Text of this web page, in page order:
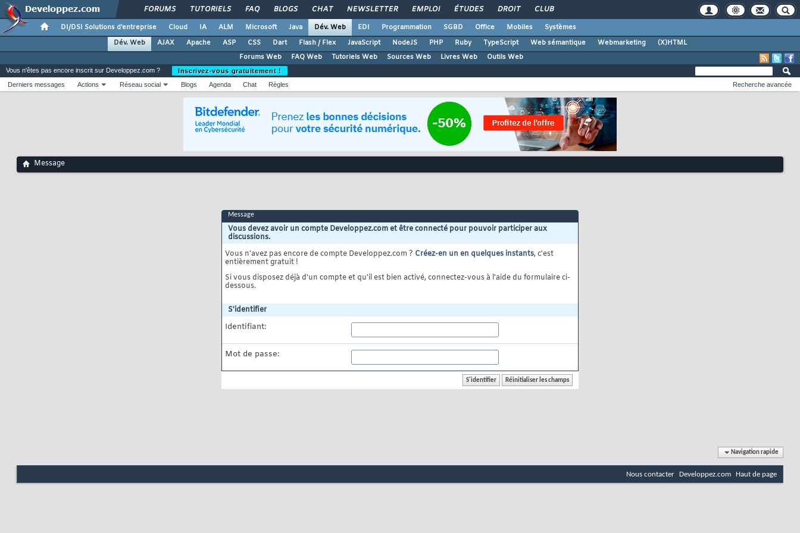
FORUMS TUTORIELS FAQ BLOGS CHAT NEWSLETTER EMPLOI ÉTUDES DROIT CLUB
DI/DSI Solutions d'entreprise Cloud IA ALM Microsoft Java Dév. Web EDI Programmation SGBD Office Mobiles
Systèmes
Dév. Web
AJAX Apache ASP CSS Dart Flash / Flex JavaScript NodeJS PHP Ruby TypeScript Web sémantique Webmarketing
(X)HTML
Forums Web
FAQ Web Tutoriels Web Sources Web Livres Web Outils Web
Vous n'êtes pas encore inscrit sur Developpez.com ?
Inscrivez-vous gratuitement !
Derniers messages
Actions Réseau social Blogs Agenda Chat Règles Recherche avancée
Message
Message
Vous devez avoir un compte Developpez.com et être connecté pour pouvoir participer aux
discussions.
Vous n'avez pas encore de compte Developpez.com ? Créez-en un en quelques instants, c'est
entièrement gratuit !
Si vous disposez déjà d'un compte et qu'il est bien activé, connectez-vous à l'aide du formulaire ci-
dessous.
S'identifier
Identifiant:
Mot de passe:
Navigation rapide
Nous contacter Developpez.com Haut de page